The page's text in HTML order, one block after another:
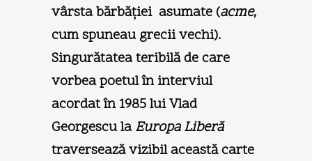
vârsta bărbăţiei asumate (acme,
cum spuneau grecii vechi).
Singurătatea teribilă de care
vorbea poetul în interviul
acordat în 1985 lui Vlad
Georgescu laEuropa Liberă
traversează vizibil această carte